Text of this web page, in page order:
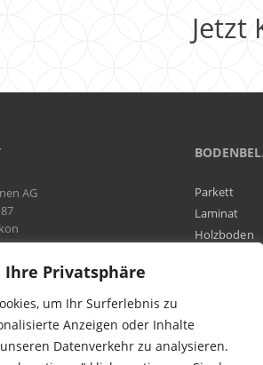
Ihre Privatsphäre
um Ihr Surferlebnis zu
Anzeigen oder Inhalte
Datenverkehr zu analysieren.
Jetzt
AG
38 92
25 61
bodenbelaege.ch
Parkett
Laminat
Holzboden
DER GESAMTEN